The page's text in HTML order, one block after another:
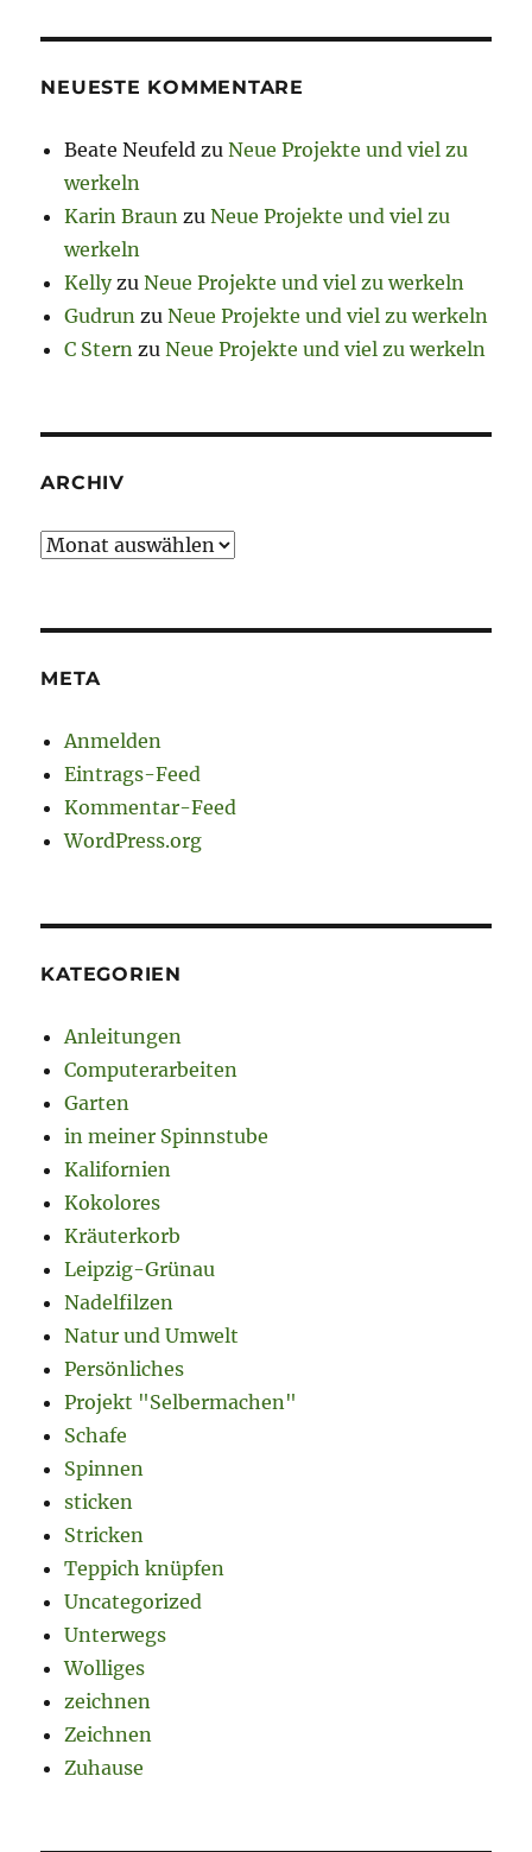
NEUESTE KOMMENTARE
Beate Neufeld zuNeue Projekte und viel zu
werkeln
Karin Braun zuNeue Projekte und viel zu
werkeln
KellyzuNeue Projekte und viel zu werkeln
Gudrun zuNeue Projekte und viel zu werkeln
C Stern zuNeue Projekte und viel zu werkeln
ARCHIV
Archiv
META
Anmelden
Eintrags-Feed
Kommentar-Feed
WordPress.org
KATEGORIEN
Anleitungen
Computerarbeiten
Garten
in meiner Spinnstube
Kalifornien
Kokolores
Kräuterkorb
Leipzig-Grünau
Nadelfilzen
Natur und Umwelt
Persönliches
Projekt "Selbermachen"
Schafe
Spinnen
sticken
Stricken
Teppich knüpfen
Uncategorized
Unterwegs
Wolliges
zeichnen
Zeichnen
Zuhause